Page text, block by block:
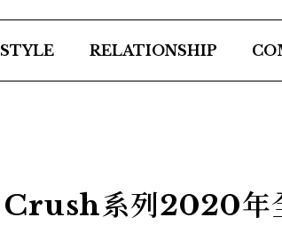
RELATIONSHIP
系列2020年